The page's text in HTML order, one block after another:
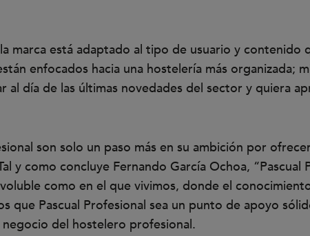
marca está adaptado al tipo de usuario y contenido
enfocados hacia una hostelería más organizada;
día de las últimas novedades del sector y quiera
son solo un paso más en su ambición por
y como concluye Fernando García Ochoa,
como en el que vivimos, donde el
que Pascual Profesional sea un punto de apoyo
del hostelero profesional.